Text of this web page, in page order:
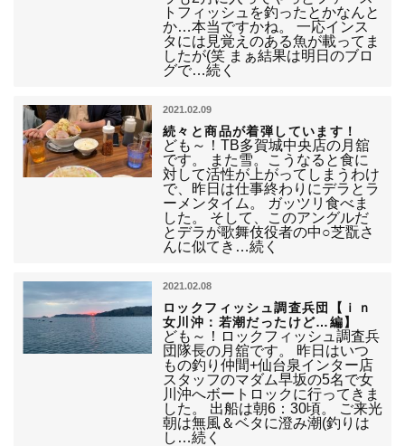
トフィッシュを釣ったとかなんと
か…本当ですかね。 一応インス
タには見覚えのある魚が載ってま
したが(笑 まぁ結果は明日のブロ
グで…続く
2021.02.09
続々と商品が着弾しています！
ども～！TB多賀城中央店の月舘
です。 また雪。こうなると食に
対して活性が上がってしまうわけ
で、昨日は仕事終わりにデラとラ
ーメンタイム。 ガッツリ食べま
した。 そして、このアングルだ
とデラが歌舞伎役者の中○芝翫さ
んに似てき…続く
2021.02.08
ロックフィッシュ調査兵団【ｉｎ
女川沖：若潮だったけど…編】
ども～！ロックフィッシュ調査兵
団隊長の月舘です。 昨日はいつ
もの釣り仲間+仙台泉インター店
スタッフのマダム早坂の5名で女
川沖へボートロックに行ってきま
した。 出船は朝6：30頃。 ご来光
朝は無風＆ベタに澄み潮(釣りは
し…続く